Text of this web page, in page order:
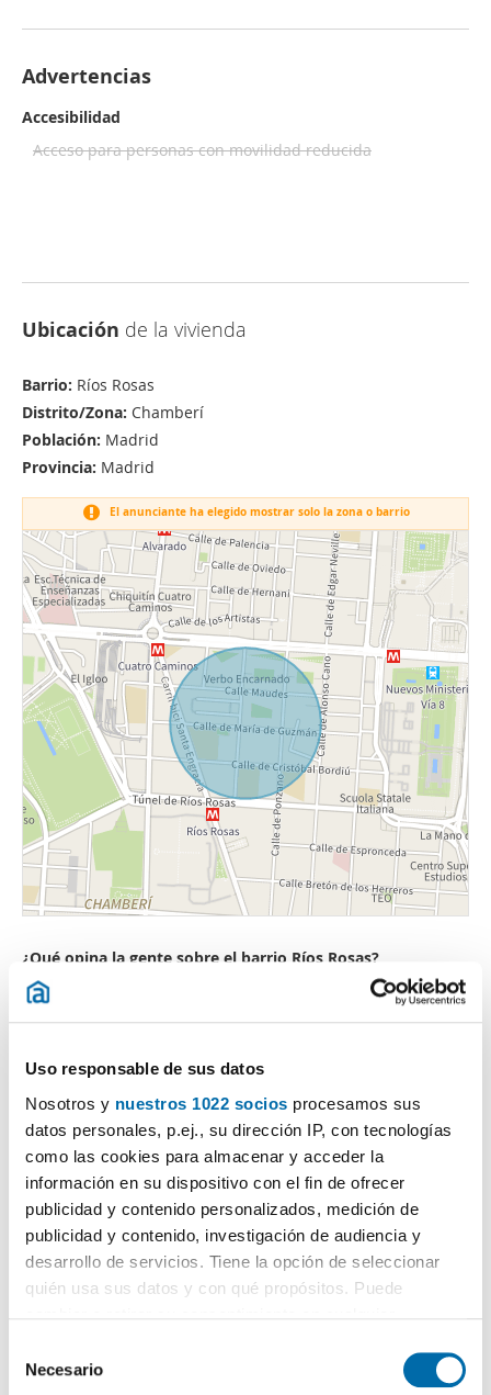
Uso responsable de sus datos
Nosotros y nuestros 1022 socios procesamos sus
datos personales, p.ej., su dirección IP, con tecnologías
como las cookies para almacenar y acceder la
información en su dispositivo con el fin de ofrecer
publicidad y contenido personalizados, medición de
publicidad y contenido, investigación de audiencia y
desarrollo de servicios. Tiene la opción de seleccionar
quién usa sus datos y con qué propósitos. Puede
el Menú de consentimiento.
Necesario
Advertencias
Accesibilidad
Acceso para personas con movilidad reducida
Ubicación de la vivienda
Barrio: Ríos Rosas
Distrito/Zona: Chamberí
Población: Madrid
Provincia: Madrid
El anunciante ha elegido mostrar solo la zona o barrio
¿Qué opina la gente sobre el barrio Ríos Rosas?
Puntuación general
Transporte públicos
Seguridad
Limpieza
¿Quieres más información de este barrio?
Entra en La Comunidad